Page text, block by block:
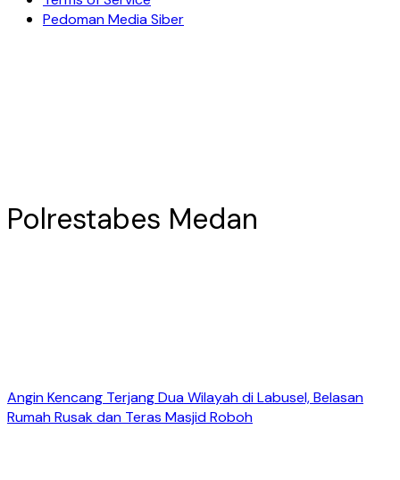
Pedoman Media Siber
Polrestabes Medan
Angin Kencang Terjang Dua Wilayah di Labusel, Belasan
Rumah Rusak dan Teras Masjid Roboh